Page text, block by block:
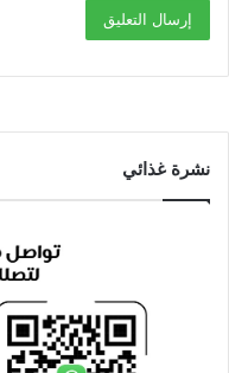
نشرة غذائي